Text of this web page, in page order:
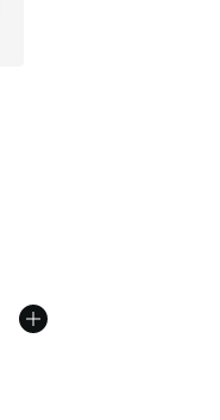
baisse de € 39,99 à